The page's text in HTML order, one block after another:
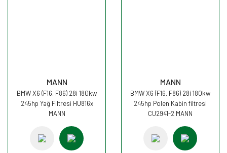
MANN
BMW X6 (F16, F86) 28i 180kw
245hp Yağ Filtresi HU816x
MANN
MANN
BMW X6 (F16, F86) 28i 180kw
245hp Polen Kabin filtresi
CU2941-2 MANN